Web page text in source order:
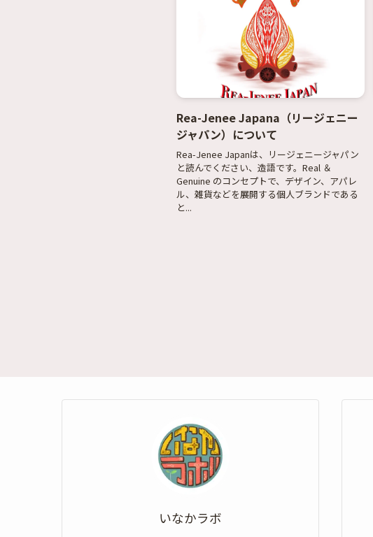
Rea-Jenee Japana（リージェニー
ジャパン）について
Rea-Jenee Japanは、リージェニージャパン
と読んでください、造語です。Real ＆
Genuine のコンセプトで、デザイン、アパレ
ル、雑貨などを展開する個人ブランドである
と...
いなかラボ